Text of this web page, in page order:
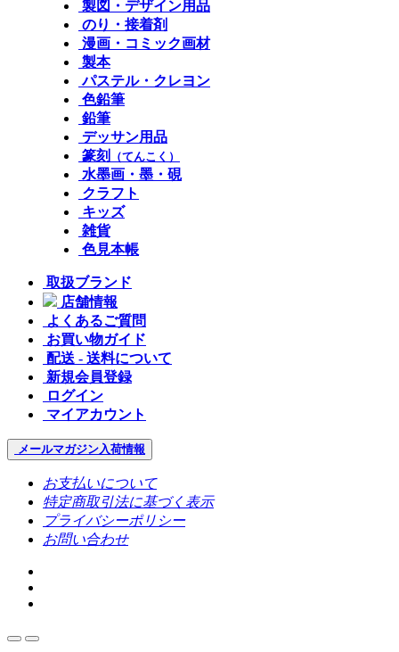
製図・デザイン用品
のり・接着剤
漫画・コミック画材
製本
パステル・クレヨン
色鉛筆
鉛筆
デッサン用品
篆刻
（てんこく）
水墨画・墨・硯
クラフト
キッズ
雑貨
色見本帳
取扱ブランド
店舗情報
よくあるご質問
お買い物ガイド
配送 - 送料について
新規会員登録
ログイン
マイアカウント
メールマガジン入荷情報
お支払いについて
特定商取引法に基づく表示
プライバシーポリシー
お問い合わせ